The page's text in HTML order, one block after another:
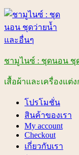
Skip
content
ชามูไนซ์ : ชุดนอน ชุ
เสื้อผ้าและเครื่องแ
โปรโมชั่น
สินค้าของเรา
My account
Checkout
เกี่ยวกับเรา